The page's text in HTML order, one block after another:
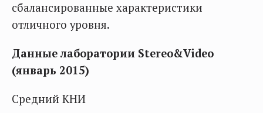
сбалансированные характеристики
отличного уровня.
Данные лаборатории Stereo&Video
(январь 2015)
Средний КНИ